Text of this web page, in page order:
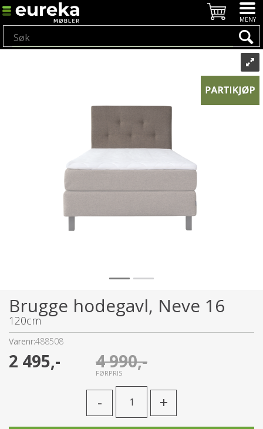
Brugge hodegavl, Neve 16
120cm
Varenr:488508
2 495,- 4 990,-
FØRPRIS
- +